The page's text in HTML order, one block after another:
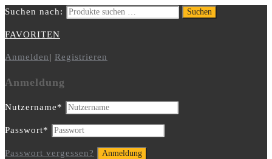
Suchen nach: Suchen
FAVORITEN
Anmelden| Registrieren
Anmeldung
Nutzername*
Passwort*
Passwort vergessen?